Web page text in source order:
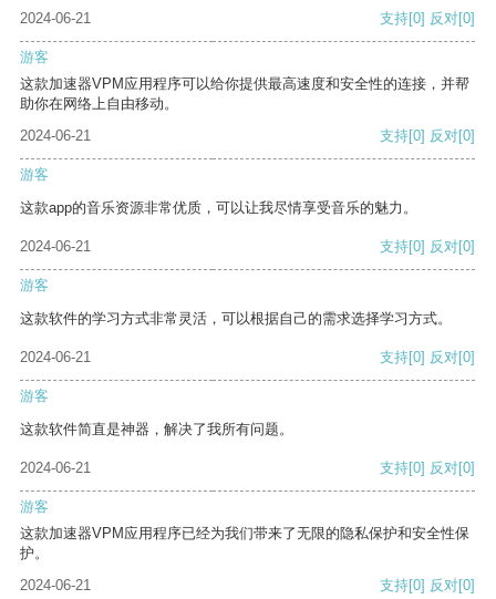
2024-06-21
支持[0] 反对[0]
游客
这款加速器VPM应用程序可以给你提供最高速度和安全性的连接，并帮
助你在网络上自由移动。
2024-06-21
支持[0] 反对[0]
游客
这款app的音乐资源非常优质，可以让我尽情享受音乐的魅力。
2024-06-21 支持[0] 反对[0]
游客
这款软件的学习方式非常灵活，可以根据自己的需求选择学习方式。
2024-06-21 支持[0] 反对[0]
游客
这款软件简直是神器，解决了我所有问题。
2024-06-21 支持[0] 反对[0]
游客
这款加速器VPM应用程序已经为我们带来了无限的隐私保护和安全性保
护。
2024-06-21
支持[0] 反对[0]